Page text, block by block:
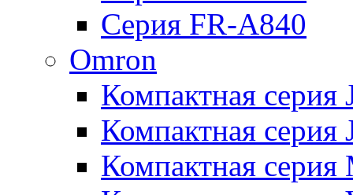
Серия FR-А840
Omron
Компактная серия
Компактная серия
Компактная серия